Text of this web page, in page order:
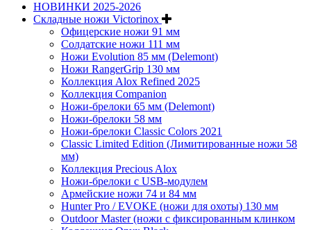
НОВИНКИ 2025-2026
Складные ножи Victorinox
Офицерские ножи 91 мм
Солдатские ножи 111 мм
Ножи Evolution 85 мм (Delemont)
Ножи RangerGrip 130 мм
Коллекция Alox Refined 2025
Коллекция Companion
Ножи-брелоки 65 мм (Delemont)
Ножи-брелоки 58 мм
Ножи-брелоки Classic Colors 2021
Classic Limited Edition (Лимитированные ножи 58
мм)
Коллекция Precious Alox
Ножи-брелоки с USB-модулем
Армейские ножи 74 и 84 мм
Hunter Pro / EVOKE (ножи для охоты) 130 мм
Outdoor Master (ножи с фиксированным клинком